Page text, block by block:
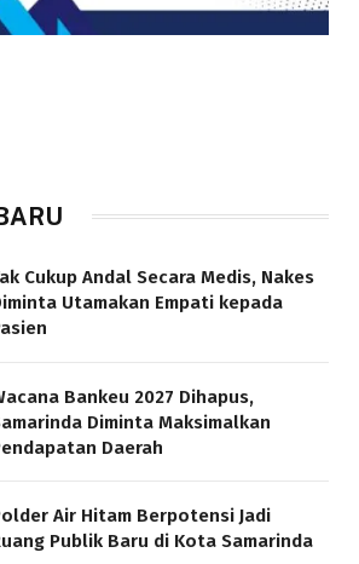
Cukup Andal Secara Medis, Nakes
Utamakan Empati kepada
Bankeu 2027 Dihapus,
Diminta Maksimalkan
Daerah
Air Hitam Berpotensi Jadi
Publik Baru di Kota Samarinda